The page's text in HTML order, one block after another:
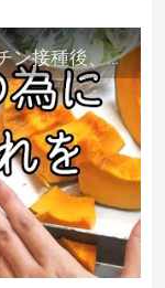
【身体はなんでも知ってる】ワクチン接種後、異常に食べたくなった野菜が細胞回復に貢献してくれました。